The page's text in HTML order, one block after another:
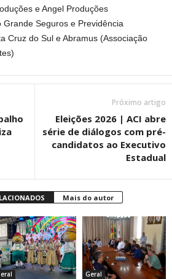
e Angel Produções
Seguros e Previdência
Cruz do Sul e Abramus (Associação
Próximo artigo
Eleições 2026 | ACI abre
série de diálogos com pré-
candidatos ao Executivo
Estadual
Mais do autor
Geral